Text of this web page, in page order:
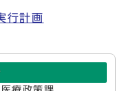
行計画